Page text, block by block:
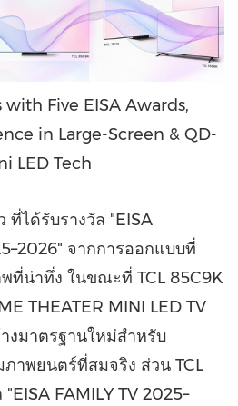
with Five EISA Awards,
in Large-Screen & QD-
LED Tech
ที่ได้รับรางวัล "EISA
จากการออกแบบที่
ที่น่าทึ่ง ในขณะที่ TCL 85C9K
THEATER MINI LED TV
งมาตรฐานใหม่สำหรับ
าพยนตร์ที่สมจริง ส่วน TCL
FAMILY TV 2025–